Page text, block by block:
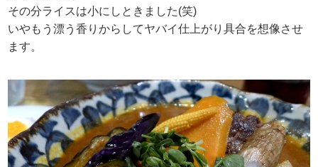
その分ライスは小にしときました(笑)
いやもう漂う香りからしてヤバイ仕上がり具合を想像させ
ます。